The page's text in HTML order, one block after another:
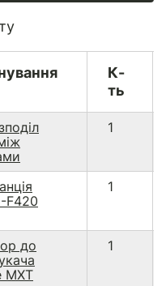
К-
ть
1
F420
1
до
MXT
1